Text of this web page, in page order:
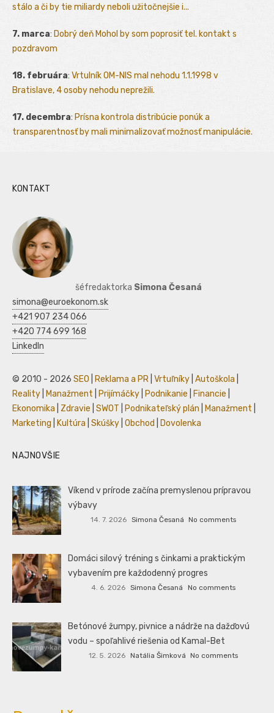
stálo a či by tie miliardy neboli užitočnejšie i...
7. marca: Dobrý deň Mohol by som poprosiť tel. kontakt s
pozdravom
18. februára: Vrtulník OM-NIS mal nehodu 1.1.1998 v
Bratislave, 4 osoby nehodu neprežili.
17. decembra: Prísna kontrola distribúcie ponúk a
transparentnosť by mali minimalizovať možnosť manipulácie.
KONTAKT
šéfredaktorka Simona Česaná
simona@euroekonom.sk
+421 907 234 066
+420 774 699 168
LinkedIn
© 2010 - 2026 SEO Reklama a PR Vrtuľníky Autoškola
Reality
Manažment Prijímáčky Podnikanie Financie
Ekonomika
Zdravie SWOT Podnikateľský plán Manažment
Marketing
Kultúra Skúšky Obchod Dovolenka
NAJNOVŠIE
Víkend v prírode začína premyslenou prípravou
výbavy
14. 7. 2026 Simona Česaná No comments
Domáci silový tréning s činkami a praktickým
vybavením pre každodenný progres
4. 6. 2026 Simona Česaná No comments
Betónové žumpy, pivnice a nádrže na dažďovú
vodu – spoľahlivé riešenia od Kamal-Bet
12. 5. 2026 Natália Šimková No comments